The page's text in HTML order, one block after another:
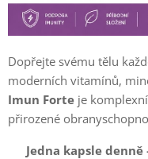
Dopřejte svému tělu
moderních vitamínů,
Imun Forte je
přirozené
Jedna kapsle